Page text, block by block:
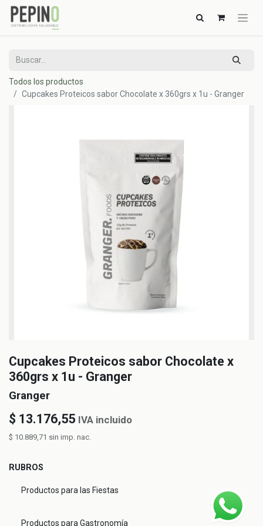
Todos los productos
Cupcakes Proteicos sabor Chocolate x 360grs x 1u - Granger
Cupcakes Proteicos sabor Chocolate x
360grs x 1u - Granger
Granger
$ 13.176,55 IVA incluido
$ 10.889,71 sin imp. nac.
RUBROS
Productos para las Fiestas
Productos para Gastronomía